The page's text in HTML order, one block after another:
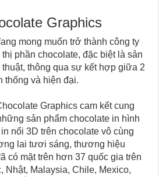
Graphics
mong muốn trở thành công ty
phần chocolate, đặc biệt là sản
thông qua sự kết hợp giữa 2
thống và hiện đại.
Graphics cam kết cung
sản phẩm chocolate in hình
nổi 3D trên chocolate vô cùng
lai tươi sáng, thương hiệu
có mặt trên hơn 37 quốc gia trên
Nhật, Malaysia, Chile, Mexico,